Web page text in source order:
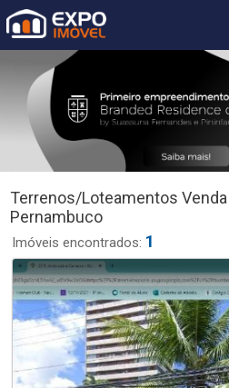
Terrenos/Loteamentos
Pernambuco
Imóveis encontrados: 1